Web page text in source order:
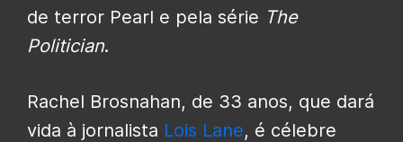
de terror Pearl e pela série The
Politician.
Rachel Brosnahan, de 33 anos, que dará
vida à jornalista Lois Lane, é célebre